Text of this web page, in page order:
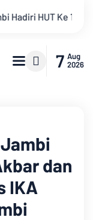
Menuju Desa
7 Aug
2026
dan
IKA